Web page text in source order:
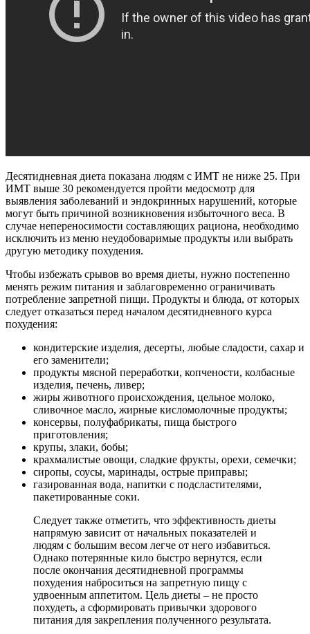
Десятидневная диета показана людям с ИМТ не ниже 25. При
ИМТ выше 30 рекомендуется пройти медосмотр для
выявления заболеваний и эндокринных нарушений, которые
могут быть причиной возникновения избыточного веса. В
случае непереносимости составляющих рациона, необходимо
исключить из меню неудобоваримые продукты или выбрать
другую методику похудения.
Чтобы избежать срывов во время диеты, нужно постепенно
менять режим питания и заблаговременно ограничивать
потребление запретной пищи. Продукты и блюда, от которых
следует отказаться перед началом десятидневного курса
похудения:
кондитерские изделия, десерты, любые сладости, сахар и
его заменители;
продукты мясной переработки, копчености, колбасные
изделия, печень, ливер;
жиры животного происхождения, цельное молоко,
сливочное масло, жирные кисломолочные продукты;
консервы, полуфабрикаты, пища быстрого
приготовления;
крупы, злаки, бобы;
крахмалистые овощи, сладкие фрукты, орехи, семечки;
сиропы, соусы, маринады, острые приправы;
газированная вода, напитки с подсластителями,
пакетированные соки.
Следует также отметить, что эффективность диеты
напрямую зависит от начальных показателей и
людям с большим весом легче от него избавиться.
Однако потерянные кило быстро вернутся, если
после окончания десятидневной программы
похудения наброситься на запретную пищу с
удвоенным аппетитом. Цель диеты – не просто
похудеть, а сформировать привычки здорового
питания для закрепления полученного результата.